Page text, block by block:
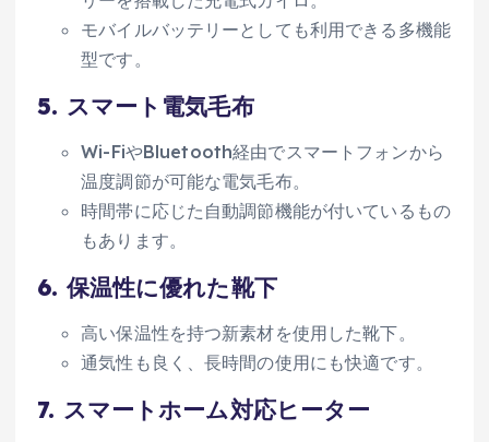
モバイルバッテリーとしても利用できる多機能
型です。
5. スマート電気毛布
Wi-FiやBluetooth経由でスマートフォンから
温度調節が可能な電気毛布。
時間帯に応じた自動調節機能が付いているもの
もあります。
6.保温性に優れた靴下
高い保温性を持つ新素材を使用した靴下。
通気性も良く、長時間の使用にも快適です。
7. スマートホーム対応ヒーター